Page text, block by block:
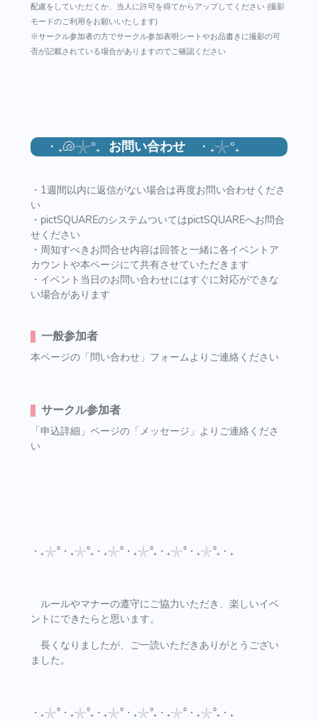
配慮をしていただくか、当人に許可を得てからアップしてください (撮影
モードのご利用をお願いいたします)
※サークル参加者の方でサークル参加表明シートやお品書きに撮影の可
否が記載されている場合がありますのでご確認ください
・₊🐚𓇼°₊ お問い合わせ ・₊𓇼°₊
・1週間以内に返信がない場合は再度お問い合わせくださ
い
・pictSQUAREのシステムついてはpictSQUAREへお問合
せください
・周知すべきお問合せ内容は回答と一緒に各イベントア
カウントや本ページにて共有させていただきます
・イベント当日のお問い合わせにはすぐに対応ができな
い場合があります
一般参加者
本ページの「問い合わせ」フォームよりご連絡ください
サークル参加者
「申込詳細」ページの「メッセージ」よりご連絡くださ
い
・₊𓇼°・₊𓇼°₊・₊𓇼°・₊𓇼°₊・₊𓇼°・₊𓇼°₊・₊
ルールやマナーの遵守にご協力いただき、楽しいイベ
ントにできたらと思います。
長くなりましたが、ご一読いただきありがとうござい
ました。
・₊𓇼°・₊𓇼°₊・₊𓇼°・₊𓇼°₊・₊𓇼°・₊𓇼°₊・₊